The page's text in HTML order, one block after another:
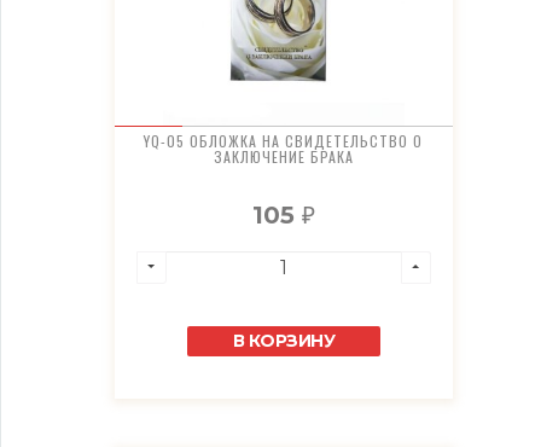
YQ-05 ОБЛОЖКА НА СВИДЕТЕЛЬСТВО О
ЗАКЛЮЧЕНИЕ БРАКА
105 ₽
В КОРЗИНУ